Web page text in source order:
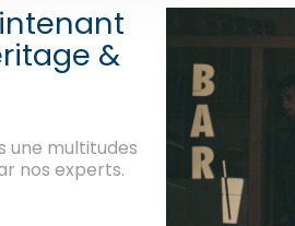
&
une multitudes
nos experts.